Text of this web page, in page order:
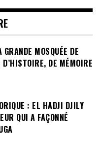
MOSQUÉE DE
DE MÉMOIRE
: EL HADJI DJILY
QUI A FAÇONNÉ